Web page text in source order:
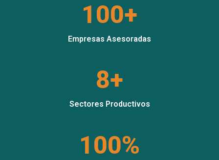
100+
Empresas Asesoradas
8+
Sectores Productivos
100%